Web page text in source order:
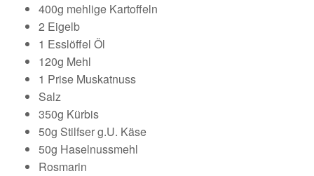
400g mehlige Kartoffeln
2 Eigelb
1 Esslöffel Öl
120g Mehl
1 Prise Muskatnuss
Salz
350g Kürbis
50g Stilfser g.U. Käse
50g Haselnussmehl
Rosmarin